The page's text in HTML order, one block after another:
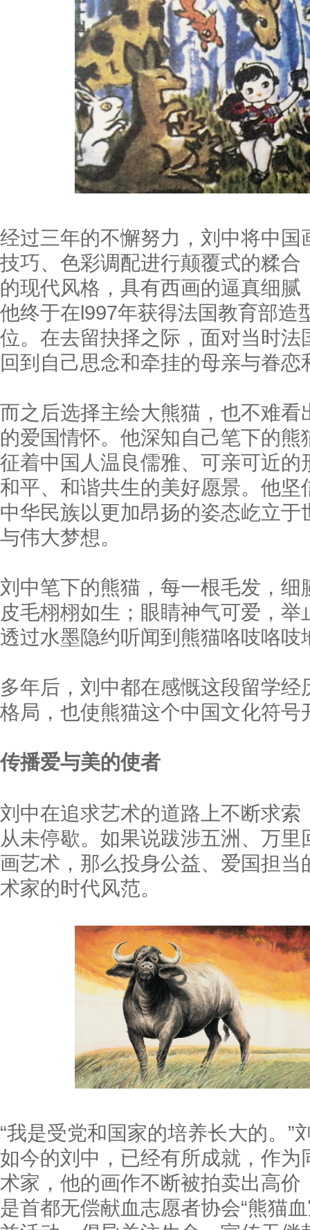
经过三年的不懈努力，刘中将中
技巧、色彩调配进行颠覆式的糅
的现代风格，具有西画的逼真细
他终于在l997年获得法国教育部造
位。在去留抉择之际，面对当时
回到自己思念和牵挂的母亲与眷恋
而之后选择主绘大熊猫，也不难
的爱国情怀。他深知自己笔下的
征着中国人温良儒雅、可亲可近
和平、和谐共生的美好愿景。他
中华民族以更加昂扬的姿态屹立
与伟大梦想。
刘中笔下的熊猫，每一根毛发，
皮毛栩栩如生；眼睛神气可爱，
透过水墨隐约听闻到熊猫咯吱咯吱
多年后，刘中都在感慨这段留学
格局，也使熊猫这个中国文化符
传播爱与美的使者
刘中在追求艺术的道路上不断求
从未停歇。如果说跋涉五洲、万
画艺术，那么投身公益、爱国担
术家的时代风范。
“我是受党和国家的培养长大的。”
如今的刘中，已经有所成就，作
术家，他的画作不断被拍卖出高
是首都无偿献血志愿者协会“熊猫